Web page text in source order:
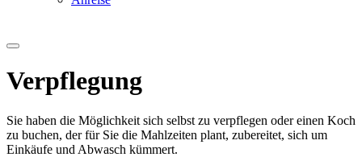
Verpflegung
Sie haben die Möglichkeit sich selbst zu verpflegen oder einen Koch
zu buchen, der für Sie die Mahlzeiten plant, zubereitet, sich um
Einkäufe und Abwasch kümmert.